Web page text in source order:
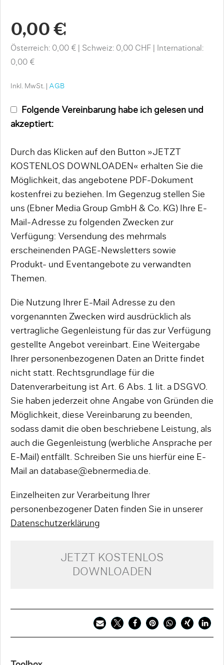
0,00 €
Österreich: 0,00 € Schweiz: 0,00 CHF
International:
0,00 €
Inkl. MwSt. | AGB
Folgende Vereinbarung habe ich gelesen und
akzeptiert:
Durch das Klicken auf den Button »JETZT
KOSTENLOS DOWNLOADEN« erhalten Sie die
Möglichkeit, das angebotene PDF-Dokument
kostenfrei zu beziehen. Im Gegenzug stellen Sie
uns (Ebner Media Group GmbH & Co. KG) Ihre E-
Mail-Adresse zu folgenden Zwecken zur
Verfügung: Versendung des mehrmals
erscheinenden PAGE-Newsletters sowie
Produkt- und Eventangebote zu verwandten
Themen.
Die Nutzung Ihrer E-Mail Adresse zu den
vorgenannten Zwecken wird ausdrücklich als
vertragliche Gegenleistung für das zur Verfügung
gestellte Angebot vereinbart. Eine Weitergabe
Ihrer personenbezogenen Daten an Dritte findet
nicht statt. Rechtsgrundlage für die
Datenverarbeitung ist Art. 6 Abs. 1 lit. a DSGVO.
Sie haben jederzeit ohne Angabe von Gründen die
Möglichkeit, diese Vereinbarung zu beenden,
sodass damit die oben beschriebene Leistung, als
auch die Gegenleistung (werbliche Ansprache per
E-Mail) entfällt. Schreiben Sie uns hierfür eine E-
Mail an database@ebnermedia.de.
Einzelheiten zur Verarbeitung Ihrer
personenbezogener Daten finden Sie in unserer
Datenschutzerklärung
JETZT KOSTENLOS
DOWNLOADEN